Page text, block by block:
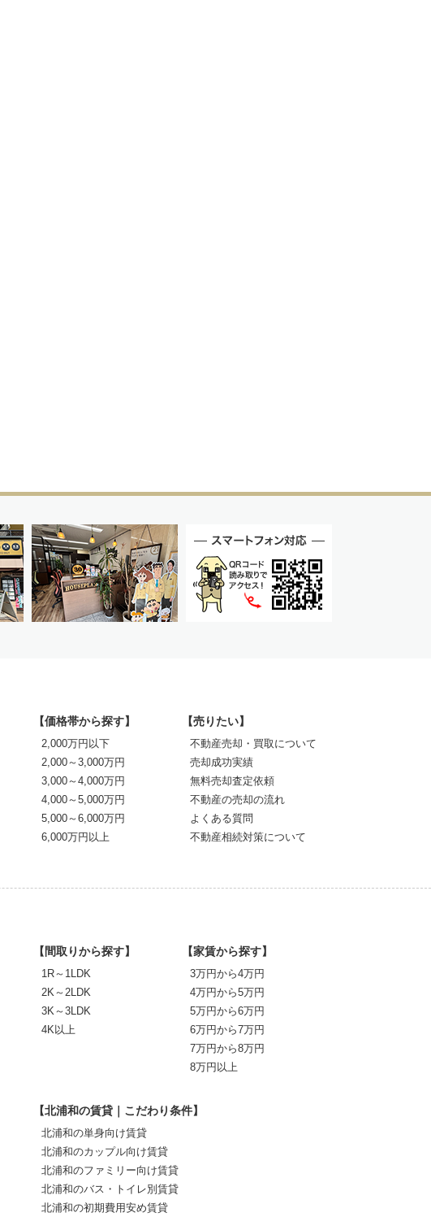
【価格帯から探す】
2,000万円以下
2,000～3,000万円
3,000～4,000万円
4,000～5,000万円
5,000～6,000万円
6,000万円以上
【売りたい】
不動産売却・買取について
売却成功実績
無料売却査定依頼
不動産の売却の流れ
よくある質問
不動産相続対策について
【間取りから探す】
1R～1LDK
2K～2LDK
3K～3LDK
4K以上
【家賃から探す】
3万円から4万円
4万円から5万円
5万円から6万円
6万円から7万円
7万円から8万円
8万円以上
【北浦和の賃貸｜こだわり条件】
北浦和の単身向け賃貸
北浦和のカップル向け賃貸
北浦和のファミリー向け賃貸
北浦和のバス・トイレ別賃貸
北浦和の初期費用安め賃貸